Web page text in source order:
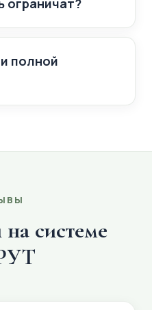
ограничат?
полной
системе